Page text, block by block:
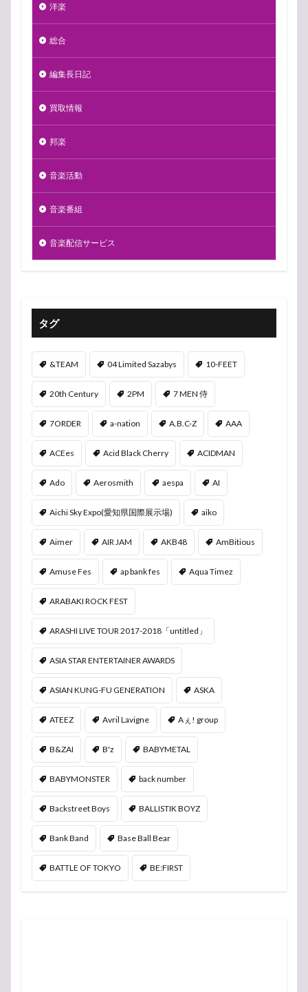
洋楽
総合
編集長日記
買取情報
邦楽
音楽活動
音楽番組
音楽配信サービス
タグ
&TEAM 04 Limited Sazabys 10-FEET
20th Century 2PM 7 MEN 侍
7ORDER a-nation A.B.C-Z AAA
ACEes Acid Black Cherry ACIDMAN
Ado Aerosmith aespa AI
Aichi Sky Expo(愛知県国際展示場) aiko
Aimer AIR JAM AKB48 AmBitious
Amuse Fes ap bank fes Aqua Timez
ARABAKI ROCK FEST
ARASHI LIVE TOUR 2017-2018「untitled」
ASIA STAR ENTERTAINER AWARDS
ASIAN KUNG-FU GENERATION ASKA
ATEEZ Avril Lavigne Aぇ! group
B&ZAI B'z BABYMETAL
BABYMONSTER back number
Backstreet Boys BALLISTIK BOYZ
Bank Band Base Ball Bear
BATTLE OF TOKYO BE:FIRST